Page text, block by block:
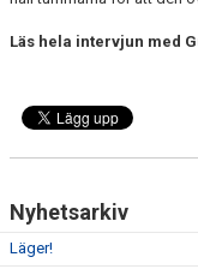
Läs hela intervjun med
Nyhetsarkiv
Läger!